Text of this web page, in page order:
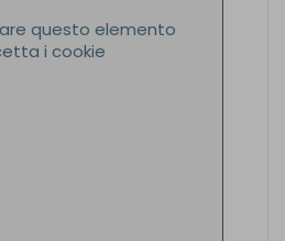
questo elemento
i cookie